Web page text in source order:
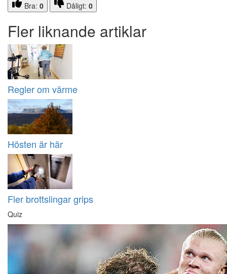
Bra: 0 Dåligt: 0
Fler liknande artiklar
Regler om värme
Hösten är här
Fler brottslingar grips
Quiz